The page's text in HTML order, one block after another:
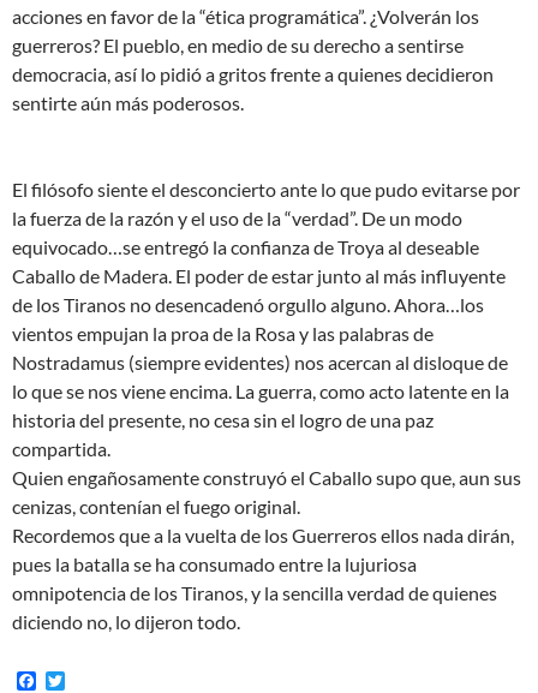
acciones en favor de la “ética programática”. ¿Volverán los
guerreros? El pueblo, en medio de su derecho a sentirse
democracia, así lo pidió a gritos frente a quienes decidieron
sentirte aún más poderosos.
El filósofo siente el desconcierto ante lo que pudo evitarse por
la fuerza de la razón y el uso de la “verdad”. De un modo
equivocado…se entregó la confianza de Troya al deseable
Caballo de Madera. El poder de estar junto al más influyente
de los Tiranos no desencadenó orgullo alguno. Ahora…los
vientos empujan la proa de la Rosa y las palabras de
Nostradamus (siempre evidentes) nos acercan al disloque de
lo que se nos viene encima. La guerra, como acto latente en la
historia del presente, no cesa sin el logro de una paz
compartida.
Quien engañosamente construyó el Caballo supo que, aun sus
cenizas, contenían el fuego original.
Recordemos que a la vuelta de los Guerreros ellos nada dirán,
pues la batalla se ha consumado entre la lujuriosa
omnipotencia de los Tiranos, y la sencilla verdad de quienes
diciendo no, lo dijeron todo.
F